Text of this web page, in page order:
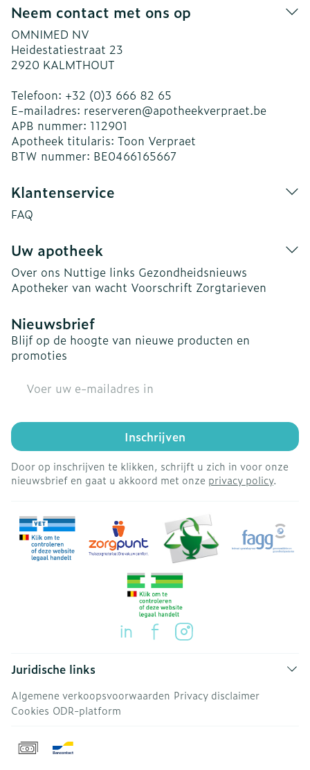
Neem contact met ons op
OMNIMED NV
Heidestatiestraat 23
2920 KALMTHOUT
Telefoon: +32 (0)3 666 82 65
E-mailadres: reserveren@apotheekverpraet.be
APB nummer: 112901
Apotheek titularis: Toon Verpraet
BTW nummer: BE0466165667
Klantenservice
FAQ
Uw apotheek
Over ons Nuttige links Gezondheidsnieuws
Apotheker van wacht Voorschrift Zorgtarieven
Nieuwsbrief
Blijf op de hoogte van nieuwe producten en
promoties
Inschrijven
Door op inschrijven te klikken, schrijft u zich in voor onze
nieuwsbrief en gaat u akkoord met onze privacy policy.
Juridische links
Algemene verkoopsvoorwaarden Privacy disclaimer
Cookies ODR-platform